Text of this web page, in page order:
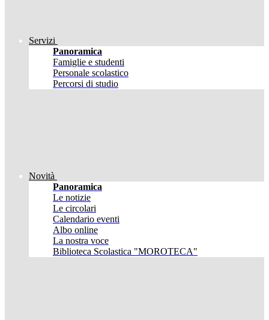
Servizi
Panoramica
Famiglie e studenti
Personale scolastico
Percorsi di studio
Novità
Panoramica
Le notizie
Le circolari
Calendario eventi
Albo online
La nostra voce
Biblioteca Scolastica "MOROTECA"